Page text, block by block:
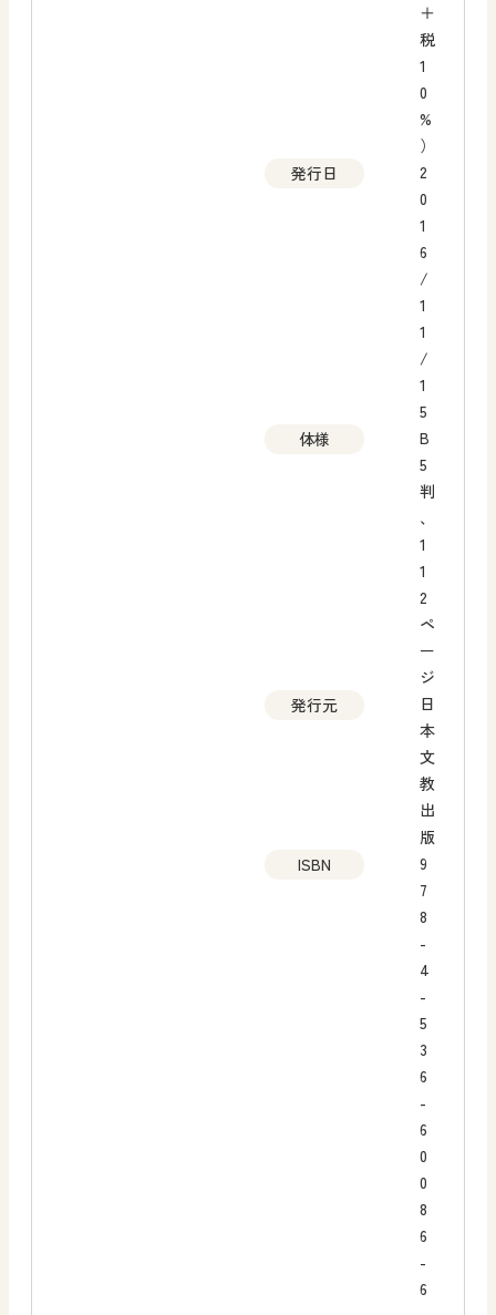
＋
税
1
0
%
）
発行日
2
0
1
6
/
1
1
/
1
5
体様
B
5
判
、
1
1
2
ペ
ー
ジ
発行元
日
本
文
教
出
版
ISBN
9
7
8
-
4
-
5
3
6
-
6
0
0
8
6
-
6